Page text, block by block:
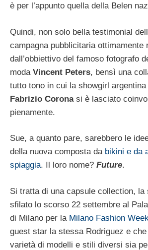
è per l’appunto quella della Belen
Quindi, non solo bella testimonial
campagna pubblicitaria ottimamente
dall’obbiettivo del famoso fotografo
moda Vincent Peters, bensì una
tutto tono in cui la showgirl
Fabrizio Corona si è lasciato
pienamente.
Sue, a quanto pare, sarebbero le
della nuova composta dabikini e da
spiaggia. Il loro nome? Future.
Si tratta di una capsule collection, la
sfilato lo scorso 22 settembre al
di Milano per la Milano Fashion Week
guest star la stessa Rodriguez e
varietà di modelli e stili diversi sia